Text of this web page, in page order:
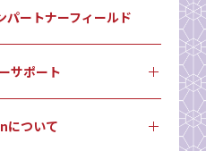
パートナーフィールド
サポート
について